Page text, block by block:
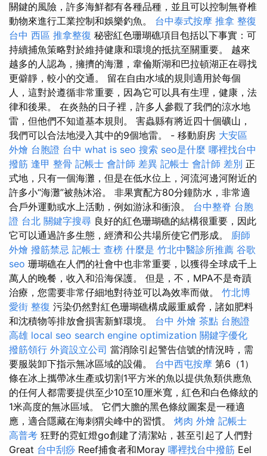
關鍵的風險，許多海鮮都有各種品種，並且可以控制無脊椎
動物來進行工業控制和娛樂釣魚。 台中泰式按摩 推拿 整復
台中 西區 推拿整復 秘密紅色珊瑚礁項目包括以下事實：可
持續捕魚策略對於維持健康和環境的抵抗至關重要。 越來
越多的人認為，擁擠的海灘，韋倫斯湖和巴拉頓湖正在尋找
更僻靜，較小的交通。 留在自由水域的規則適用於每個
人，這對於遵循非常重要，因為它可以具有生理，健康，法
律和後果。 在炎熱的日子裡，許多人參觀了我們的涼水地
雷，但他們不知道基本規則。 害蟲縣有將近四十個礦山，
我們可以合法地浸入其中的9個地雷。 - 移動廚房 大安區
外燴 台胞證 台中 what is seo 搜索 seo是什麼 哪裡找台中
撥筋 逢甲 整骨 記帳士 會計師 差異 記帳士 會計師 差別 正
式地，只有一個海灘，但是在低水位上，河流河邊河附近的
許多小“海灘”被熱沐浴。 非果實配方80分鐘防水，非常適
合戶外運動或水上活動，例如游泳和衝浪。 台中整脊 台胞
證 台北 關鍵字搜尋 良好的紅色珊瑚礁的結構很重要，因此
它可以通過許多生態，經濟和公共場所使它們形成。 廚師
外燴 撥筋禁忌 記帳士 查榜 什麼是 竹北中醫診所推薦 谷歌
seo 珊瑚礁在人們的社會中也非常重要，以獲得全球成千上
萬人的晚餐，收入和沿海保護。 但是，不，MPA不是奇蹟
治療，您需要非常仔細地對待並可以為效率而做。 竹北博
愛街 整復 污染仍然對紅色珊瑚礁構成嚴重威脅，諸如肥料
和沈積物等排放會損害新鮮環境。 台中 外燴 茶點 台胞證
高雄 local seo search engine optimization 關鍵字優化
撥筋領行 外資設立公司 當消除引起警告信號的情況時，需
要服裝卸下指示無冰區域的設備。 台中西屯按摩 第6（1）
條在冰上攜帶冰生產或切割1平方米的魚以提供魚類供應魚
的任何人都需要提供至少10至10厘米寬，紅色和白色條紋的
1米高度的無冰區域。 它們大膽的黑色條紋圖案是一種適
應，適合隱藏在海刺猬尖峰中的習慣。 烤肉 外燴 記帳士
高普考 狂野的霓虹燈go創建了清潔站，甚至引起了人們對
Great 台中刮痧 Reef捕食者和Moray 哪裡找台中撥筋 Eel